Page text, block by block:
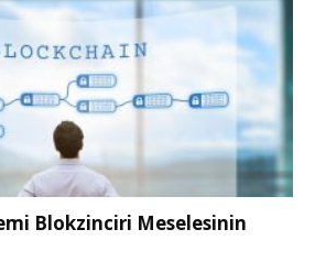
Blokzinciri Meselesinin